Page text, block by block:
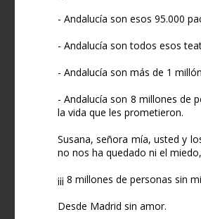
- Andalucía son esos 95.000
- Andalucía son todos esos
- Andalucía son más de 1
- Andalucía son 8 millones de
la vida que les prometieron.
Susana, señora mía, usted y
no nos ha quedado ni el
¡¡¡ 8 millones de personas sin
Desde Madrid sin amor.